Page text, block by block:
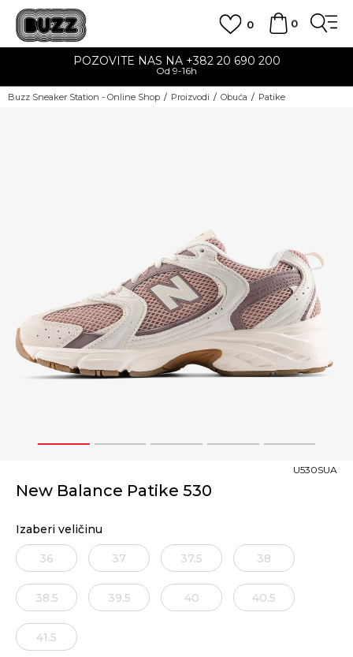
0
0
POZOVITE NAS NA +382 20 690 200
Od 9-16h
Buzz Sneaker Station - Online Shop Proizvodi Obuća Patike
1 2 3 4 5
New Balance Patike 530
U530SUA
Izaberi veličinu
36 37 37.5 38
38.5 39.5 40 40.5
41.5